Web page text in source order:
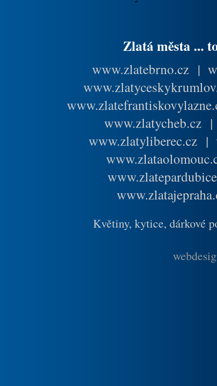
Zlatá města ...
www.zlatebrno.cz |
www.zlatycheb.cz
www.zlatyliberec.cz |
Květiny, kytice, dárkové